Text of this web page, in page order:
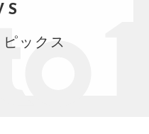
務
業務 行政書士業務
ループ概要
ックス